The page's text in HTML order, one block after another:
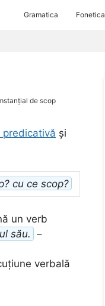
Gramatica Fonetica
de scop
și
cu ce scop?
un verb
său. –
verbală